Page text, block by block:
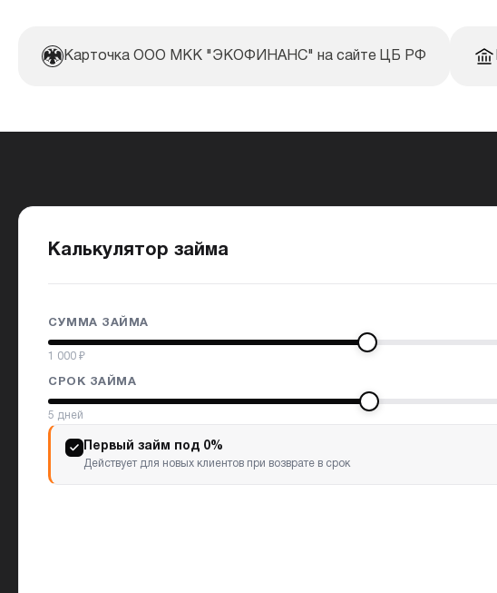
Карточка ООО МКК "ЭКОФИНАНС" на сайте ЦБ РФ
Калькулятор займа
СУММА ЗАЙМА
1 000 ₽
СРОК ЗАЙМА
5 дней
Первый займ под 0%
Действует для новых клиентов при возврате в срок